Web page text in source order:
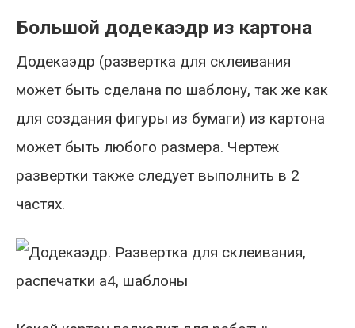
Большой додекаэдр из картона
Додекаэдр (развертка для склеивания
может быть сделана по шаблону, так же как
для создания фигуры из бумаги) из картона
может быть любого размера. Чертеж
развертки также следует выполнить в 2
частях.